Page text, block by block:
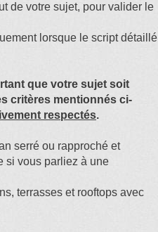
de votre sujet, pour valider le
lorsque le script détaillé
que votre sujet soit
critères mentionnés ci-
respectés.
serré ou rapproché et
si vous parliez à une
terrasses et rooftops avec